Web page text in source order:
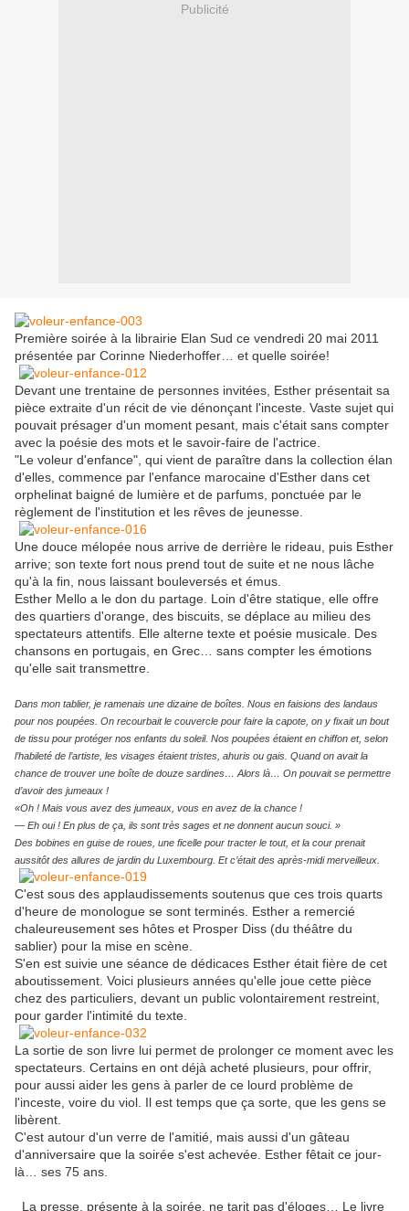
Publicité
Première soirée à la librairie Elan Sud ce vendredi 20 mai 2011
présentée par Corinne Niederhoffer… et quelle soirée!
Devant une trentaine de personnes invitées, Esther présentait sa
pièce extraite d'un récit de vie dénonçant l'inceste. Vaste sujet qui
pouvait présager d'un moment pesant, mais c'était sans compter
avec la poésie des mots et le savoir-faire de l'actrice.
"Le voleur d'enfance", qui vient de paraître dans la collection élan
d'elles, commence par l'enfance marocaine d'Esther dans cet
orphelinat baigné de lumière et de parfums, ponctuée par le
règlement de l'institution et les rêves de jeunesse.
Une douce mélopée nous arrive de derrière le rideau, puis Esther
arrive; son texte fort nous prend tout de suite et ne nous lâche
qu'à la fin, nous laissant bouleversés et émus.
Esther Mello a le don du partage. Loin d'être statique, elle offre
des quartiers d'orange, des biscuits, se déplace au milieu des
spectateurs attentifs. Elle alterne texte et poésie musicale. Des
chansons en portugais, en Grec… sans compter les émotions
qu'elle sait transmettre.
Dans mon tablier, je ramenais une dizaine de boîtes. Nous en faisions des landaus
pour nos poupées. On recourbait le couvercle pour faire la capote, on y fixait un bout
de tissu pour protéger nos enfants du soleil. Nos poupées étaient en chiffon et, selon
l’habileté de l’artiste, les visages étaient tristes, ahuris ou gais. Quand on avait la
chance de trouver une boîte de douze sardines… Alors là… On pouvait se permettre
d’avoir des jumeaux !
«Oh ! Mais vous avez des jumeaux, vous en avez de la chance !
— Eh oui ! En plus de ça, ils sont très sages et ne donnent aucun souci. »
Des bobines en guise de roues, une ficelle pour tracter le tout, et la cour prenait
aussitôt des allures de jardin du Luxembourg. Et c’était des après-midi merveilleux.
C'est sous des applaudissements soutenus que ces trois quarts
d'heure de monologue se sont terminés. Esther a remercié
chaleureusement ses hôtes et Prosper Diss (du théâtre du
sablier) pour la mise en scène.
S'en est suivie une séance de dédicaces Esther était fière de cet
aboutissement. Voici plusieurs années qu'elle joue cette pièce
chez des particuliers, devant un public volontairement restreint,
pour garder l'intimité du texte.
La sortie de son livre lui permet de prolonger ce moment avec les
spectateurs. Certains en ont déjà acheté plusieurs, pour offrir,
pour aussi aider les gens à parler de ce lourd problème de
l'inceste, voire du viol. Il est temps que ça sorte, que les gens se
libèrent.
C'est autour d'un verre de l'amitié, mais aussi d'un gâteau
d'anniversaire que la soirée s'est achevée. Esther fêtait ce jour-
là… ses 75 ans.
La presse, présente à la soirée, ne tarit pas d'éloges… Le livre